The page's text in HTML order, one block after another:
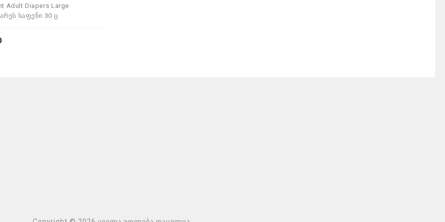
Adult Diapers Large
საფენი 30 ც